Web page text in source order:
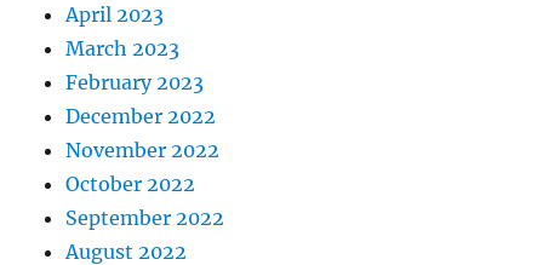
April 2023
March 2023
February 2023
December 2022
November 2022
October 2022
September 2022
August 2022